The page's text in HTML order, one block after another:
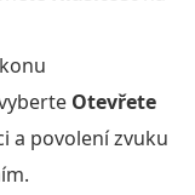
Otevřete
a povolení zvuku